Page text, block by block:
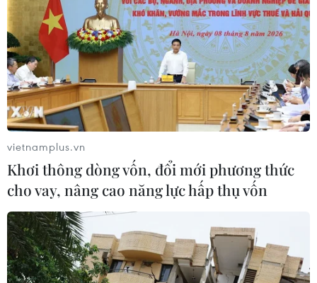
vietnamplus.vn
Khơi thông dòng vốn, đổi mới phương thức
cho vay, nâng cao năng lực hấp thụ vốn